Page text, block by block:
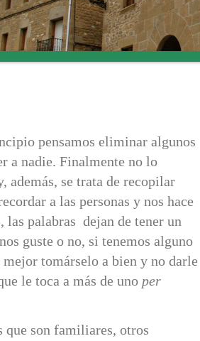
pensamos eliminar algunos
a nadie. Finalmente no lo
además, se trata de recopilar
a las personas y nos hace
las palabras dejan de tener un
guste o no, si tenemos alguno
tomárselo a bien y no darle
le toca a más de uno per
que son familiares, otros